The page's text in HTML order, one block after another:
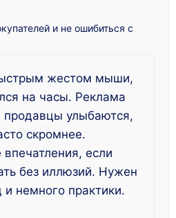
жестом мыши,
на часы. Реклама
продавцы улыбаются,
скромнее.
если
без иллюзий. Нужен
и немного практики.